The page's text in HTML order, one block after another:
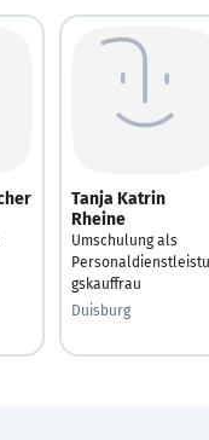
Tanja Katrin
Rheine
Umschulung als
gskauffrau
Duisburg